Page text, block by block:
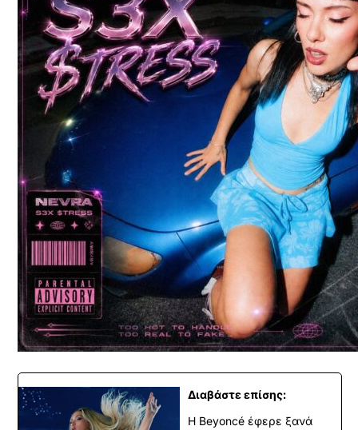
Διαβάστε επίσης:
Η Beyoncé έφερε ξανά